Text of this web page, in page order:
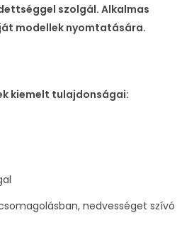
szolgál. Alkalmas
modellek nyomtatására.
kiemelt tulajdonságai:
nedvességet szívó